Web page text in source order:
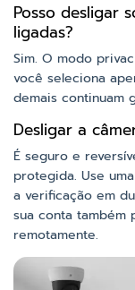
Posso desligar
ligadas?
Sim. O modo
você seleciona
demais continuam
Desligar a
É seguro e
protegida. Use
a verificação em
sua conta também
remotamente.